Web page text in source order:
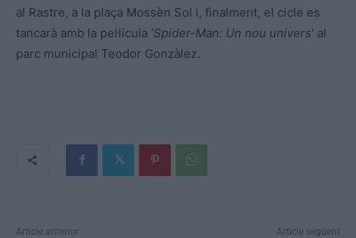
al Rastre, a la plaça Mossèn Sol i, finalment, el cicle es
tancarà amb la pel·lícula ‘Spider-Man: Un nou univers‘ al
parc municipal Teodor Gonzàlez.
Article anterior Article següent